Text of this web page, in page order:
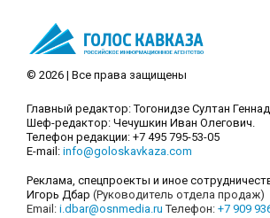
© 2026 | Все права защищены
Главный редактор: Тогонидзе Султан
Шеф-редактор: Чечушкин Иван Олегович.
Телефон редакции: +7 495 795-53-05
E-mail: info@goloskavkaza.com
Реклама, спецпроекты и иное
Игорь Дбар (Руководитель отдела продаж)
Email: i.dbar@osnmedia.ru Телефон: +7 909